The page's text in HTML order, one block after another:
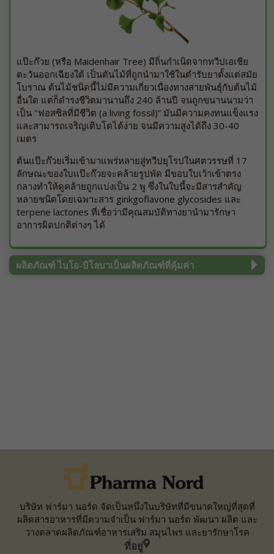
แป๊ะก๊วย (หรือ Maidenhair Tree) มีถิ่นกำเนิดจากทวีปเอเชีย
ตะวันออกเฉียงใต้ เป็นตันไม้ที่ถูกนำมาใช้ในตำรับยาตั้งแต่สมัย
โบราณ ต้นไม้ชนิดนี้ไม่มีความเกี่ยวเนื่องทางสายพันธุ์กับต้นไม้
อื่นใด แต่ก็ดำรงชีวิตมานานถึง 240 ล้านปี จนถูกขนานนามว่า
เป็น "ฟอสซิลที่มีชีวิต (a living fossil)” มันมีความคงทนแข็งแรง
และสามารถเจริญเติบโตได้ง่าย จนมีความสูงได้ถึง 30-40
เมตร
ต้นแป๊ะก๊วยเริ่มเข้ามาแพร่หลายสู่ทวีปยุโรปในศตวรรษที่ 17
ลักษณะของใบแป๊ะก๊วยจะคล้ายรูปพัด มีขอบใบเว้าเข้าตรง
กลางทำให้ดูคล้ายถูกแบ่งเป็น 2 พู ซึ่งในใบนี้จะมีสารสำคัญ
หลายชนิดโดยเฉพาะสาร ginkgoflavone glycosides และ
terpene lactones ที่เชื่อว่ามีคุณสมบัติทางยานำมารักษา
อาการผิดปกติต่างๆ ได้
ผลิตภัณฑ์ ไบโอ-บิโลบาเป็นผลิตภัณฑ์ที่คุ้มค่า
บริษัท ฟาร์มา นอร์ด จัดเป็นหนึ่งในบริษัทที่มีขนาดใหญ่ที่สุดที่
ผลิตสารอาหารที่มีความจำเป็น ฟาร์มา นอร์ด พัฒนา ผลิต และ
วางตลาดผลิตภัณฑ์อาหารเสริม สมุนไพร และยารักษาโรค
ที่อยู่